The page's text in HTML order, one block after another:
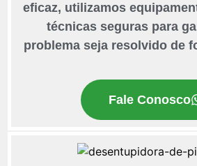
eficaz, utilizamos
técnicas seguras para
problema seja resolvido de
Fale Conosco